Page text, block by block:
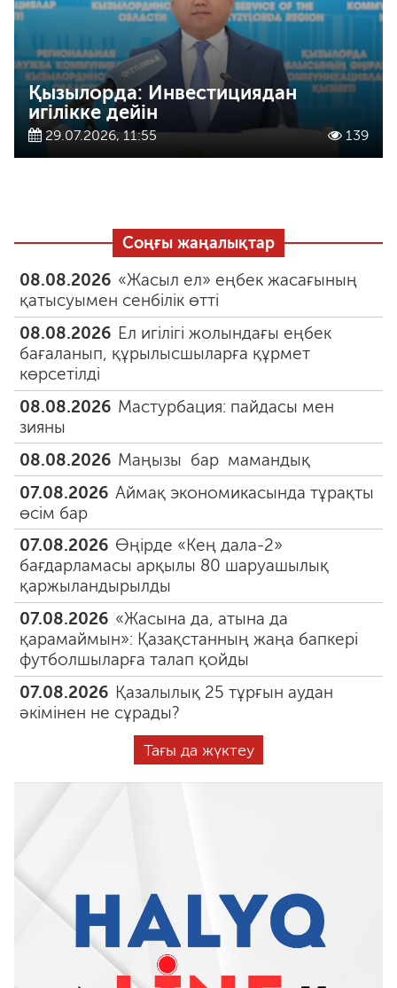
Қызылорда: Инвестициядан
игілікке дейін
29.07.2026, 11:55 139
Соңғы жаңалықтар
08.08.2026 «Жасыл ел» еңбек жасағының
қатысуымен сенбілік өтті
08.08.2026 Ел игілігі жолындағы еңбек
бағаланып, құрылысшыларға құрмет
көрсетілді
08.08.2026 Мастурбация: пайдасы мен
зияны
08.08.2026 Маңызы бар мамандық
07.08.2026 Аймақ экономикасында тұрақты
өсім бар
07.08.2026 Өңірде «Кең дала-2»
бағдарламасы арқылы 80 шаруашылық
қаржыландырылды
07.08.2026 «Жасына да, атына да
қарамаймын»: Қазақстанның жаңа бапкері
футболшыларға талап қойды
07.08.2026 Қазалылық 25 тұрғын аудан
әкімінен не сұрады?
Тағы да жүктеу